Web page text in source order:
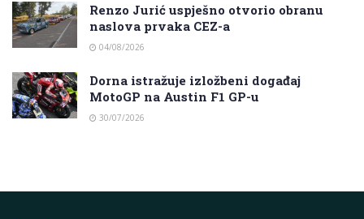
Renzo Jurić uspješno otvorio obranu
naslova prvaka CEZ-a
04/08/2026
Dorna istražuje izložbeni događaj
MotoGP na Austin F1 GP-u
30/07/2026